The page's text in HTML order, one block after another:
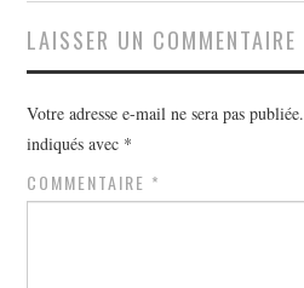
LAISSER UN COMMENTAIRE
Votre adresse e-mail ne sera pas publiée.
indiqués avec *
COMMENTAIRE *